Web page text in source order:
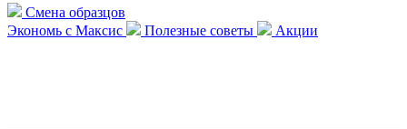
Смена образцов
Экономь с Максис
Полезные советы Акции